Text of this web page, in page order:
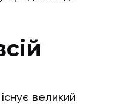
великий